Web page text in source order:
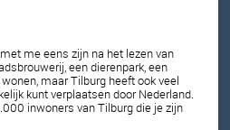
me eens zijn na het lezen van
een dierenpark, een
maar Tilburg heeft ook veel
kunt verplaatsen door Nederland.
inwoners van Tilburg die je zijn